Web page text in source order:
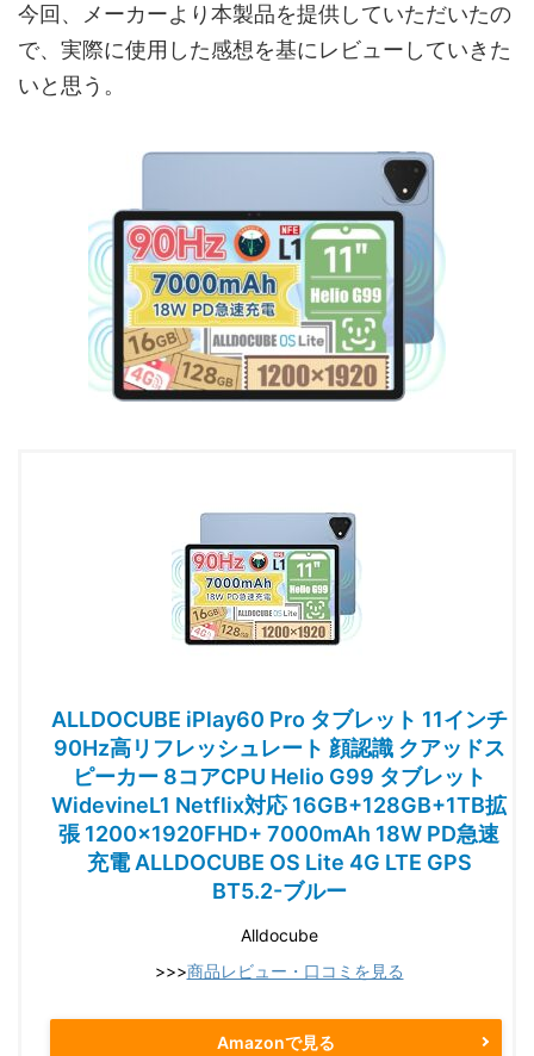
今回、メーカーより本製品を提供していただいたの
で、実際に使用した感想を基にレビューしていきた
いと思う。
ALLDOCUBE iPlay60 Pro タブレット 11インチ
90Hz高リフレッシュレート 顔認識 クアッドス
ピーカー 8コアCPU Helio G99 タブレット
WidevineL1 Netflix対応 16GB+128GB+1TB拡
張 1200×1920FHD+ 7000mAh 18W PD急速
充電 ALLDOCUBE OS Lite 4G LTE GPS
BT5.2-ブルー
Alldocube
>>>商品レビュー・口コミを見る
Amazonで見る